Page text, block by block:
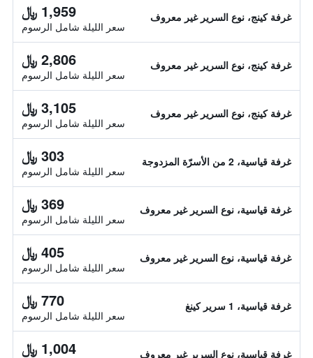
غرفة كينج، نوع السرير غير معروف 1,959 ﷼
سعر الليلة شامل الرسوم
غرفة كينج، نوع السرير غير معروف 2,806 ﷼
سعر الليلة شامل الرسوم
غرفة كينج، نوع السرير غير معروف 3,105 ﷼
سعر الليلة شامل الرسوم
غرفة قياسية، 2 من الأسرّة المزدوجة 303 ﷼
سعر الليلة شامل الرسوم
غرفة قياسية، نوع السرير غير معروف 369 ﷼
سعر الليلة شامل الرسوم
غرفة قياسية، نوع السرير غير معروف 405 ﷼
سعر الليلة شامل الرسوم
غرفة قياسية، 1 سرير كينغ 770 ﷼
سعر الليلة شامل الرسوم
غرفة قياسية، نوع السرير غير معروف 1,004 ﷼